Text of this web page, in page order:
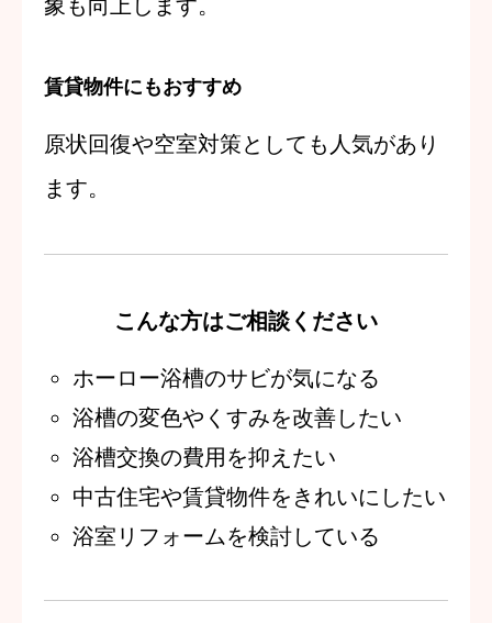
象も向上します。
賃貸物件にもおすすめ
原状回復や空室対策としても人気があり
ます。
こんな方はご相談ください
ホーロー浴槽のサビが気になる
浴槽の変色やくすみを改善したい
浴槽交換の費用を抑えたい
中古住宅や賃貸物件をきれいにしたい
浴室リフォームを検討している